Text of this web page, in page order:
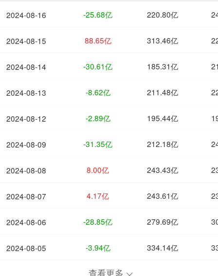
2024-08-16
2024-08-15
2024-08-14
2024-08-13
2024-08-12
2024-08-09
2024-08-08
2024-08-07
2024-08-06
2024-08-05
-25.68亿 220.80亿
88.65亿 313.46亿
-30.61亿 185.31亿
-8.62亿 211.48亿
-2.89亿 195.44亿
-31.35亿 212.18亿
8.00亿 243.43亿
4.17亿 243.61亿
-28.85亿 279.69亿
-3.94亿 334.14亿
查看更多